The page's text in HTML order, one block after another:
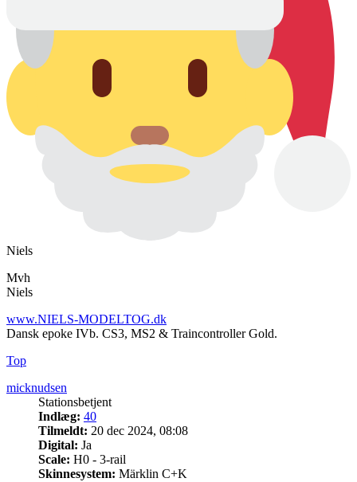
Niels
Mvh
Niels
www.NIELS-MODELTOG.dk
Dansk epoke IVb. CS3, MS2 & Traincontroller Gold.
Top
micknudsen
Stationsbetjent
Indlæg: 40
Tilmeldt: 20 dec 2024, 08:08
Digital: Ja
Scale: H0 - 3-rail
Skinnesystem: Märklin C+K